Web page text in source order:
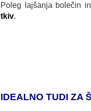
Poleg lajšanja bolečin
tkiv.
IDEALNO TUDI ZA